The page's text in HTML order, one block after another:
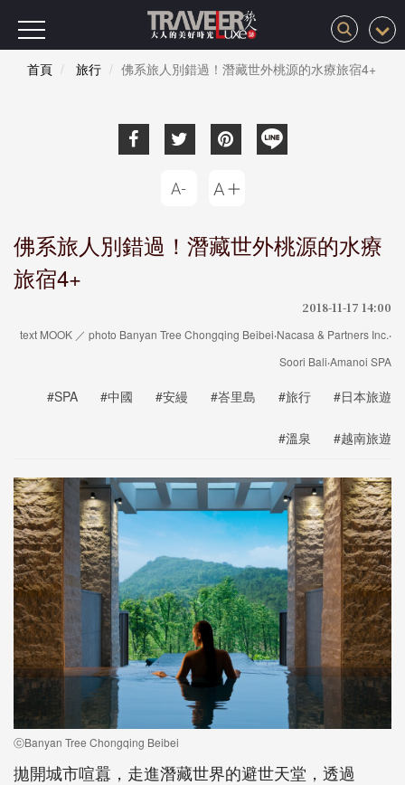
首頁 旅行 佛系旅人別錯過！潛藏世外桃源的水療旅宿4+
佛系旅人別錯過！潛藏世外桃源的水療
旅宿4+
2018-11-17 14:00
text MOOK ／ photo Banyan Tree Chongqing Beibei‧Nacasa & Partners Inc.‧
Soori Bali‧Amanoi SPA
#SPA #中國 #安縵 #峇里島 #旅行 #日本旅遊
#溫泉 #越南旅遊
ⓒBanyan Tree Chongqing Beibei
拋開城市喧囂，走進潛藏世界的避世天堂，透過